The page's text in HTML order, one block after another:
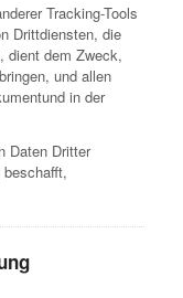
Tracking-Tools
Drittdiensten, die
dient dem Zweck,
und allen
in der
Daten Dritter